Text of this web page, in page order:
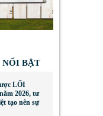
NỔI BẬT
LỐI
2026, tư
tạo nên sự